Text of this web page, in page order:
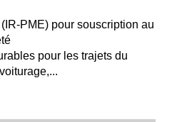
PME) pour souscription au
pour les trajets du